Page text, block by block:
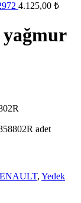
4.125,00 ₺
adet
, Yedek